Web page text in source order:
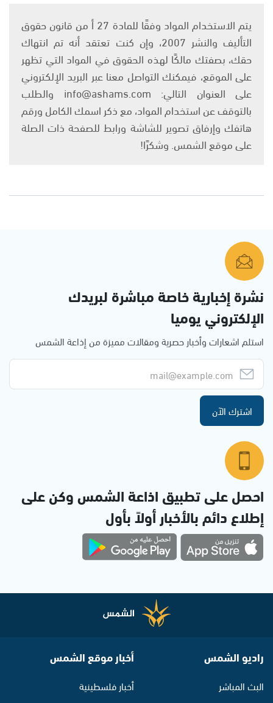
يتم الاستخدام المواد وفقًا للمادة 27 أ من قانون حقوق
التأليف والنشر 2007، وإن كنت تعتقد أنه تم انتهاك
حقك، بصفتك مالكًا لهذه الحقوق في المواد التي تظهر
على الموقع، فيمكنك التواصل معنا عبر البريد الإلكتروني
على العنوان التالي: info@ashams.com والطلب
بالتوقف عن استخدام المواد، مع ذكر اسمك الكامل ورقم
هاتفك وإرفاق تصوير للشاشة ورابط للصفحة ذات الصلة
على موقع الشمس. وشكرًا!
نشرة إخبارية خاصة مباشرة لبريدك
الإلكتروني يوميا
استلم اشعارات وأخبار حصرية ومقالات مميزة من إذاعة الشمس
اشترك الآن
احصل على تطبيق اذاعة الشمس وكن على
إطلاع دائم بالأخبار أولاً بأول
راديو الشمس
البث المباشر
أخبار موقع الشمس
أخبار فلسطينية